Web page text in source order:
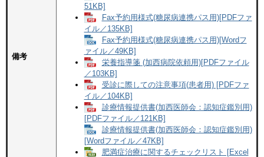
備考
51KB]
Fax予約用様式(糖尿病連携パス用)[PDFファ
イル／135KB]
Fax予約用様式(糖尿病連携パス用)[Wordフ
ァイル／49KB]
栄養指導箋 (加西病院依頼用)[PDFファイル
／103KB]
受診に際しての注意事項(患者用) [PDFファ
イル／104KB]
診療情報提供書(加西医師会：認知症鑑別用)
[PDFファイル／121KB]
診療情報提供書(加西医師会：認知症鑑別用)
[Wordファイル／47KB]
肥満症治療に関するチェックリスト [Excel